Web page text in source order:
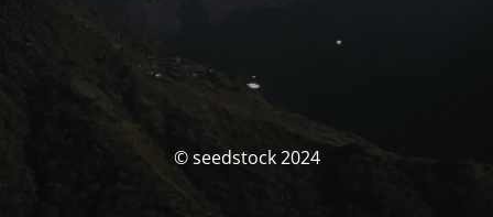
© seedstock 2024